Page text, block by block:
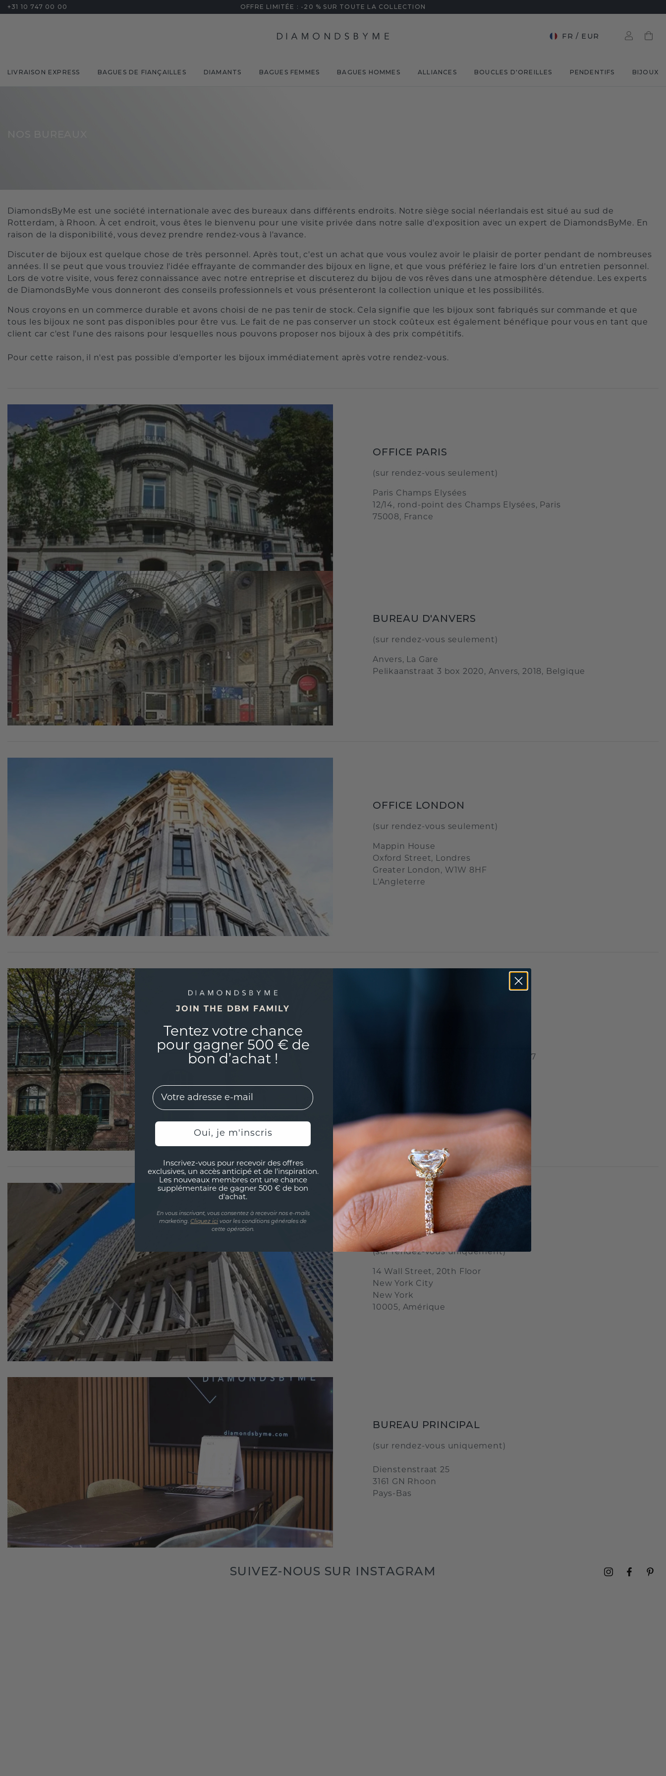
+31 10 747 00 00 OFFRE LIMITÉE : -20 % SUR TOUTE LA COLLECTION
FR / EUR
LIVRAISON EXPRESS BAGUES DE FIANÇAILLES DIAMANTS BAGUES FEMMES BAGUES HOMMES ALLIANCES BOUCLES D'OREILLES PENDENTIFS BIJOUX
DiamondsByMe est une société internationale avec des bureaux dans différents endroits. Notre siège social néerlandais est situé au sud de
Rotterdam, à Rhoon. À cet endroit, vous êtes le bienvenu pour une visite privée dans notre salle d'exposition avec un expert de DiamondsByMe. En
raison de la disponibilité, vous devez prendre rendez-vous à l'avance.
Discuter de bijoux est quelque chose de très personnel. Après tout, c'est un achat que vous voulez avoir le plaisir de porter pendant de nombreuses
années. Il se peut que vous trouviez l'idée effrayante de commander des bijoux en ligne, et que vous préfériez le faire lors d'un entretien personnel.
Lors de votre visite, vous ferez connaissance avec notre entreprise et discuterez du bijou de vos rêves dans une atmosphère détendue. Les experts
de DiamondsByMe vous donneront des conseils professionnels et vous présenteront la collection unique et les possibilités.
Nous croyons en un commerce durable et avons choisi de ne pas tenir de stock. Cela signifie que les bijoux sont fabriqués sur commande et que
tous les bijoux ne sont pas disponibles pour être vus. Le fait de ne pas conserver un stock coûteux est également bénéfique pour vous en tant que
client car c'est l'une des raisons pour lesquelles nous pouvons proposer nos bijoux à des prix compétitifs.
Pour cette raison, il n'est pas possible d'emporter les bijoux immédiatement après votre rendez-vous.
OFFICE PARIS
(sur rendez-vous seulement)
Paris Champs Elysées
12/14, rond-point des Champs Elysées, Paris
75008, France
BUREAU D'ANVERS
(sur rendez-vous seulement)
Anvers, La Gare
Pelikaanstraat 3 box 2020, Anvers, 2018, Belgique
OFFICE LONDON
(sur rendez-vous seulement)
Mappin House
Oxford Street, Londres
Greater London, W1W 8HF
L'Angleterre
Dr.-Detlev-Karsten-Rohwedder-Str. 17
BUREAU DE NEW YORK
(sur rendez-vous uniquement)
14 Wall Street, 20th Floor
New York City
New York
10005, Amérique
BUREAU PRINCIPAL
(sur rendez-vous uniquement)
Dienstenstraat 25
3161 GN Rhoon
Pays-Bas
SUIVEZ-NOUS SUR INSTAGRAM
JOIN THE DBM FAMILY
Tentez votre chance
pour gagner 500 € de
bon d’achat !
EMail
Oui, je m'inscris
Inscrivez-vous pour recevoir des offres
exclusives, un accès anticipé et de l'inspiration.
Les nouveaux membres ont une chance
supplémentaire de gagner 500 € de bon
d'achat.
En vous inscrivant, vous consentez à recevoir nos e-mails
marketing. Cliquez ici voor les conditions générales de
cette opération.